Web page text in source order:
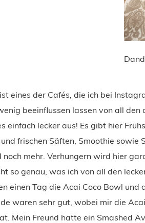
eines der Cafés, die ich bei
beeinflussen lassen von all
einfach lecker aus! Es gibt hier
frischen Säften, Smoothie sowie
noch mehr. Verhungern wird hier
so genau, was ich von all den
einen Tag die Acai Coco Bowl und
waren sehr gut, wobei mir die
Mein Freund hatte ein Smashed